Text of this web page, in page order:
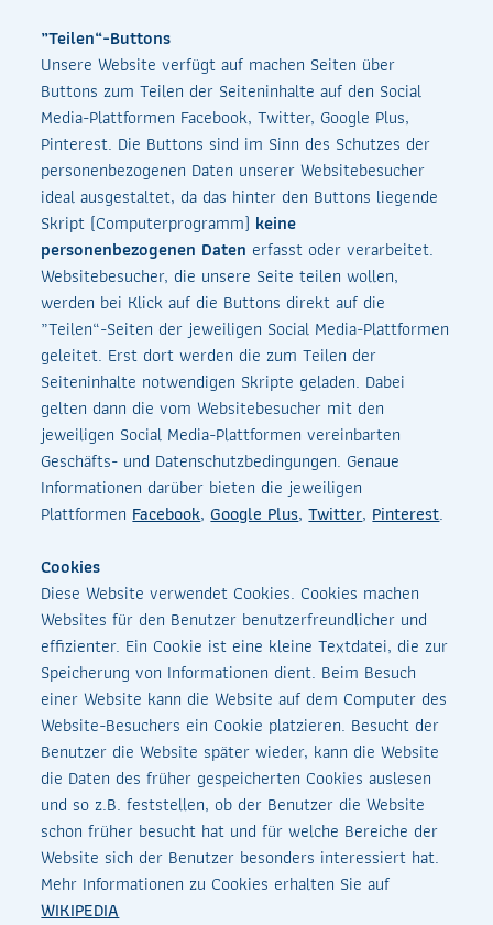
„Teilen“-Buttons
Unsere Website verfügt auf machen Seiten über
Buttons zum Teilen der Seiteninhalte auf den Social
Media-Plattformen Facebook, Twitter, Google Plus,
Pinterest. Die Buttons sind im Sinn des Schutzes der
personenbezogenen Daten unserer Websitebesucher
ideal ausgestaltet, da das hinter den Buttons liegende
Skript (Computerprogramm) keine
personenbezogenen Daten erfasst oder verarbeitet.
Websitebesucher, die unsere Seite teilen wollen,
werden bei Klick auf die Buttons direkt auf die
„Teilen“-Seiten der jeweiligen Social Media-Plattformen
geleitet. Erst dort werden die zum Teilen der
Seiteninhalte notwendigen Skripte geladen. Dabei
gelten dann die vom Websitebesucher mit den
jeweiligen Social Media-Plattformen vereinbarten
Geschäfts- und Datenschutzbedingungen. Genaue
Informationen darüber bieten die jeweiligen
Plattformen Facebook,Google Plus,Twitter, Pinterest.
Cookies
Diese Website verwendet Cookies. Cookies machen
Websites für den Benutzer benutzerfreundlicher und
effizienter. Ein Cookie ist eine kleine Textdatei, die zur
Speicherung von Informationen dient. Beim Besuch
einer Website kann die Website auf dem Computer des
Website-Besuchers ein Cookie platzieren. Besucht der
Benutzer die Website später wieder, kann die Website
die Daten des früher gespeicherten Cookies auslesen
und so z.B. feststellen, ob der Benutzer die Website
schon früher besucht hat und für welche Bereiche der
Website sich der Benutzer besonders interessiert hat.
Mehr Informationen zu Cookies erhalten Sie auf
WIKIPEDIA